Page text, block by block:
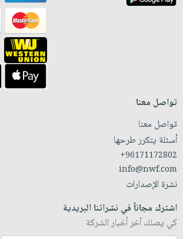
تواصل معنا
تواصل معنا
أسئلة يتكرر طرحها
+96171172802
info@nwf.com
نشرة الإصدارات
اشترك مجاناً في نشراتنا البريدية
كي يصلك آخر أخبار الشركة